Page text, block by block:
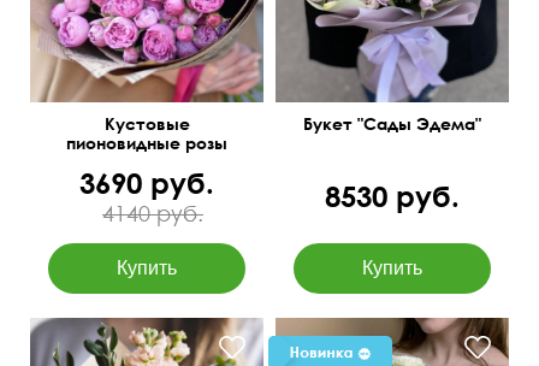
Кустовые
пионовидные розы
3690 руб.
4140 руб.
Букет "Сады Эдема"
8530 руб.